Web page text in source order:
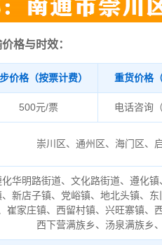
格与时效：
价格（按票计费） 重货价格
500元/票 电话咨询
崇川区、通州区、海门区、
化华明路街道、文化路街道、遵化
、新店子镇、党峪镇、地北头镇、
崔家庄镇、西留村镇、兴旺寨镇、
西下营满族乡、汤泉满族乡